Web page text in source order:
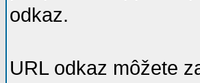
odkaz.
URL odkaz môžete